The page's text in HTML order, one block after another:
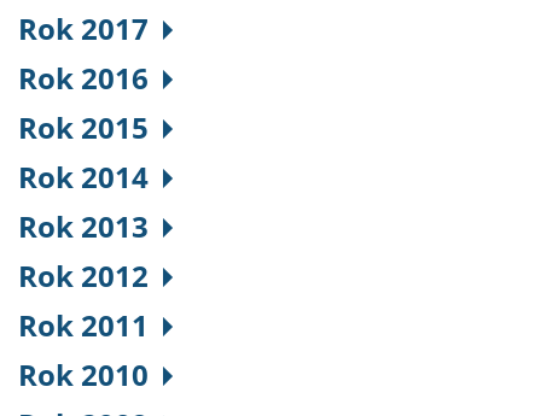
Rok 2017
Rok 2016
Rok 2015
Rok 2014
Rok 2013
Rok 2012
Rok 2011
Rok 2010